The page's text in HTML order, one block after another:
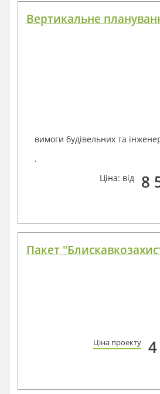
Вертикальне
вимоги будівельних та
.
Ціна: від
8
Пакет
Ціна проекту